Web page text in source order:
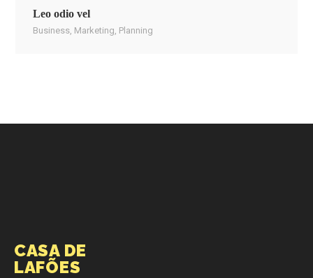
Leo odio vel
Business Marketing Planning
CASA DE
LAFÕES